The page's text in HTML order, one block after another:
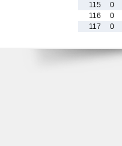
115
0
116
0
117
0